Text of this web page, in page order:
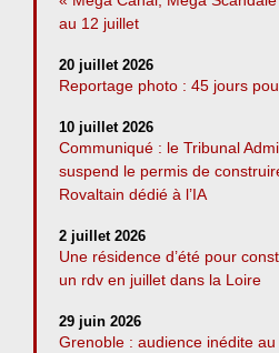
au 12 juillet
20 juillet 2026
Reportage photo : 45 jours
10 juillet 2026
Communiqué : le Tribunal
suspend le permis de
Rovaltain dédié à l’IA
2 juillet 2026
Une résidence d’été pour
un rdv en juillet dans la Loire
29 juin 2026
Grenoble : audience inédite